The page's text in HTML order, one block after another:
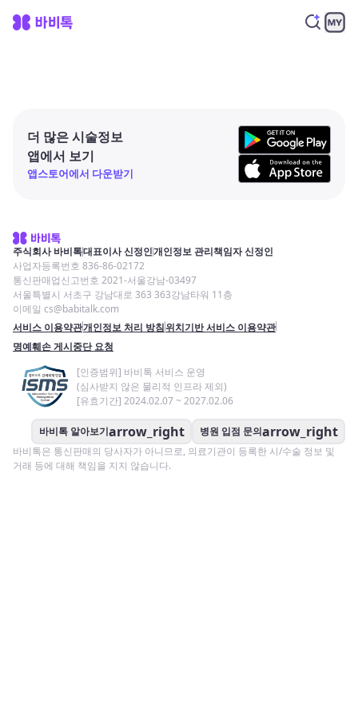
더 많은 시술정보
앱에서 보기
앱스토어에서 다운받기
주식회사 바비톡대표이사 신정인개인정보 관리책임자 신정인
사업자등록번호 836-86-02172
통신판매업신고번호 2021-서울강남-03497
서울특별시 서초구 강남대로 363 363강남타워 11층
이메일 cs@babitalk.com
서비스 이용약관개인정보 처리 방침위치기반 서비스 이용약관
명예훼손 게시중단 요청
[인증범위] 바비톡 서비스 운영
(심사받지 않은 물리적 인프라 제외)
[유효기간] 2024.02.07 ~ 2027.02.06
바비톡 알아보기arrow_right 병원 입점 문의arrow_right
바비톡은 통신판매의 당사자가 아니므로, 의료기관이 등록한 시/수술 정보 및
거래 등에 대해 책임을 지지 않습니다.